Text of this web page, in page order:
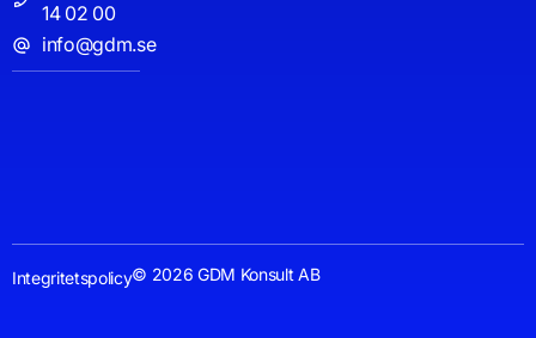
14 02 00
info@gdm.se
© 2026 GDM Konsult AB
Integritetspolicy